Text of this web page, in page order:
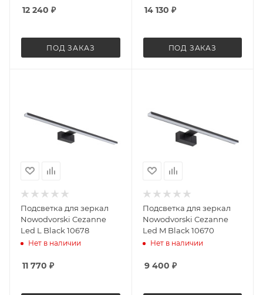
12 240 ₽
ПОД ЗАКАЗ
14 130 ₽
ПОД ЗАКАЗ
Подсветка для зеркал
Nowodvorski Cezanne
Led L Black 10678
Нет в наличии
11 770 ₽
Подсветка для зеркал
Nowodvorski Cezanne
Led M Black 10670
Нет в наличии
9 400 ₽